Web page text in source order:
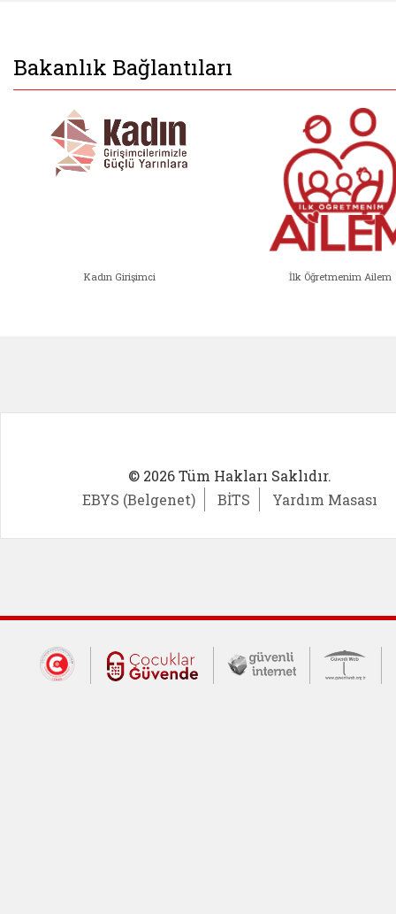
Bakanlık Bağlantıları
Kadın Girişimci İlk Öğretmenim Ailem
© 2026 Tüm Hakları Saklıdır.
EBYS (Belgenet)
BİTS Yardım Masası
Dış Bağlantılar
Cumhurbaşkanlığı İletişim Merkezi
Çocuklar Güvende (yeni
Güvenli